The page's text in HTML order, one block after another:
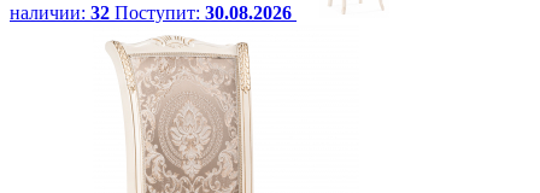
наличии: 32 Поступит: 30.08.2026